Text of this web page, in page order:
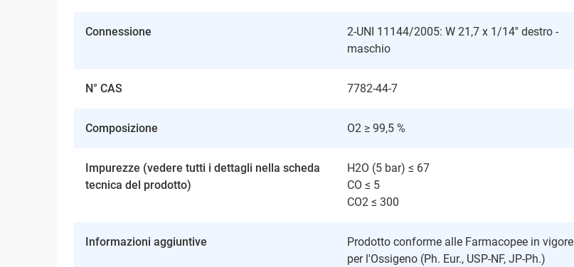
Connessione
2-UNI 11144/2005: W 21,7 x 1/14'' destro -
maschio
N° CAS 7782-44-7
Composizione O2 ≥ 99,5 %
Impurezze (vedere tutti i dettagli nella scheda
tecnica del prodotto)
H2O (5 bar) ≤ 67
CO ≤ 5
CO2 ≤ 300
Informazioni aggiuntive
Prodotto conforme alle Farmacopee in vigore
per l'Ossigeno (Ph. Eur., USP-NF, JP-Ph.)